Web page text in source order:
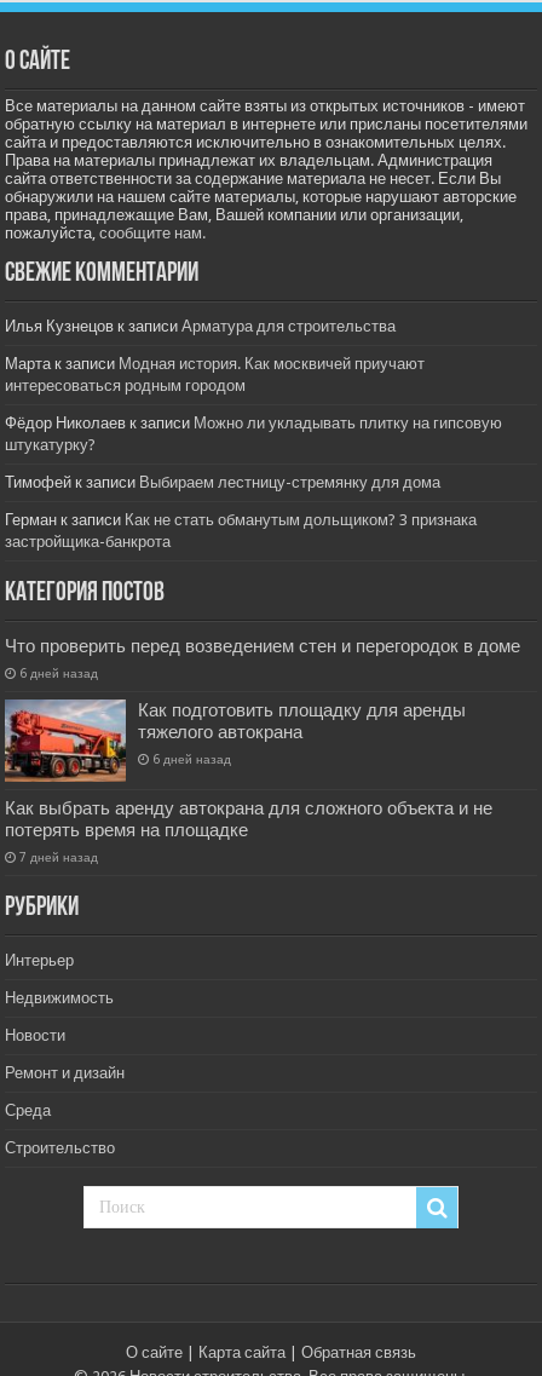
О сайте
Все материалы на данном сайте взяты из открытых источников - имеют
обратную ссылку на материал в интернете или присланы посетителями
сайта и предоставляются исключительно в ознакомительных целях.
Права на материалы принадлежат их владельцам. Администрация
сайта ответственности за содержание материала не несет. Если Вы
обнаружили на нашем сайте материалы, которые нарушают авторские
права, принадлежащие Вам, Вашей компании или организации,
пожалуйста,сообщите нам.
Свежие комментарии
Илья Кузнецов к записиАрматура для строительства
Марта к записи Модная история. Как москвичей приучают
интересоваться родным городом
Фёдор Николаев к записи Можно ли укладывать плитку на гипсовую
штукатурку?
Тимофей к записи Выбираем лестницу-стремянку для дома
Герман к записи Как не стать обманутым дольщиком? 3 признака
застройщика-банкрота
Категория постов
Что проверить перед возведением стен и перегородок в доме
6 дней назад
Как подготовить площадку для аренды
тяжелого автокрана
6 дней назад
Как выбрать аренду автокрана для сложного объекта и не
потерять время на площадке
7 дней назад
РУбрики
Интерьер
Недвижимость
Новости
Ремонт и дизайн
Среда
Строительство
О сайте Карта сайта
Обратная связь